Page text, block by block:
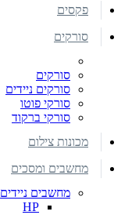
פקסים
סורקים
סורקים
סורקים ניידים
סורקי פוטו
סורקי ברקוד
מכונות צילום
מחשבים ומסכים
מחשבים ניידים
HP